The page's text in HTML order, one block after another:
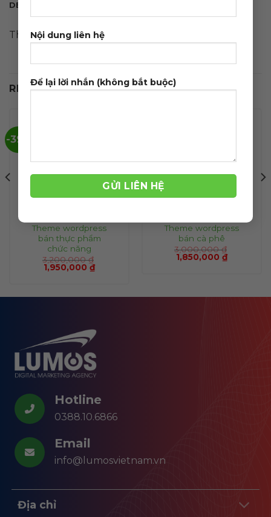
Nội dung liên hệ
Để lại lời nhắn (không bắt buộc)
DESCRIPTION
Theme wordpress bán cà phê 02
RELATED PRODUCTS
-39%
Theme wordpress
bán thực phẩm
chức năng
3,200,000₫
1,950,000 ₫
Theme wordpress
bán cà phê
3,000,000₫
1,850,000 ₫
Hotline
0388.10.6866
Email
info@lumosvietnam.vn
Địa chỉ